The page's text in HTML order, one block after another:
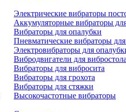
Электрические вибраторы
Аккумуляторные вибраторы
Вибраторы для опалубки
Пневматические вибраторы
Электровибраторы для
Вибродвигатели для вибростола
Вибраторы для вибросита
Вибраторы для грохота
Вибраторы для стяжки
Высокочастотные вибраторы